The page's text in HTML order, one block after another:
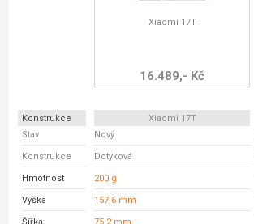
Xiaomi 17T
16.489,- Kč
Konstrukce Xiaomi 17T
Stav
Nový
Konstrukce Dotyková
Hmotnost 200 g
Výška 157,6 mm